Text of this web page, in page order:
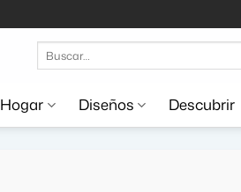
por:
Hogar Diseños Descubrir